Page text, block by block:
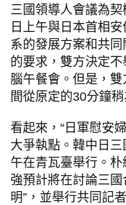
三國領導人會議為
日上午與日本首相
系的發展方案和共
的要求，雙方決定
腦午餐會。但是，
間從原定的30分鐘
看起來，“日軍慰安
大爭執點。韓中日
午在青瓦臺舉行。
強預計將在討論三
明”，並舉行共同記